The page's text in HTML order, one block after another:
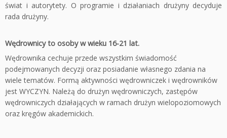
świat i autorytety. O programie i działaniach drużyny decyduje
rada drużyny.
Wędrownicy to osoby w wieku 16-21 lat.
Wędrownika cechuje przede wszystkim świadomość
podejmowanych decyzji oraz posiadanie własnego zdania na
wiele tematów. Formą aktywności wędrowniczek i wędrowników
jest WYCZYN. Należą do drużyn wędrowniczych, zastępów
wędrowniczych działających w ramach drużyn wielopoziomowych
oraz kręgów akademickich.